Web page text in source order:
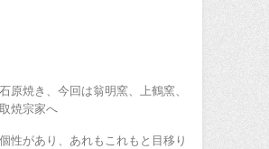
原焼き、今回は翁明窯、上鶴窯、
焼宗家へ
性があり、あれもこれもと目移り